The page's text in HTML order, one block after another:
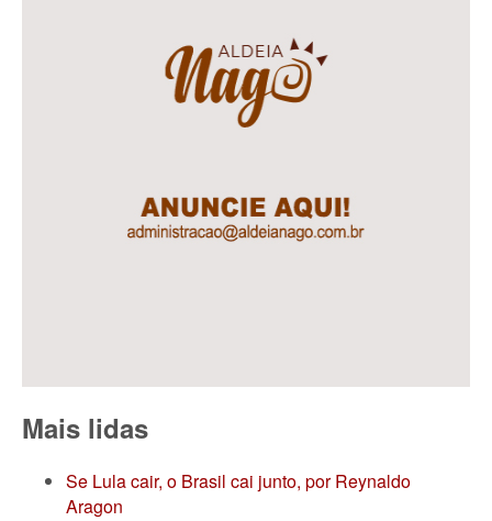
Mais lidas
Se Lula cair, o Brasil cai junto, por Reynaldo
Aragon